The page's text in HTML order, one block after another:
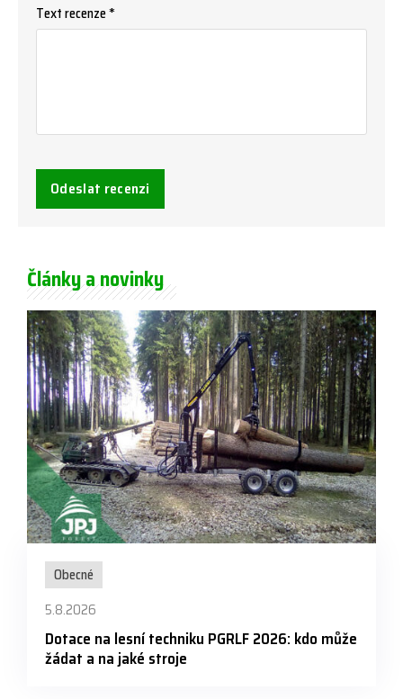
Text recenze *
Odeslat recenzi
Články a novinky
Obecné
5.8.2026
Dotace na lesní techniku PGRLF 2026: kdo může
žádat a na jaké stroje